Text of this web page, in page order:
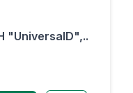
"UniversalD",..